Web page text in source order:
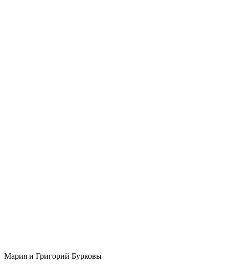
Мария и Григорий Бурковы